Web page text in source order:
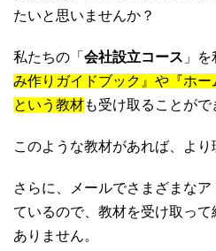
たいと思いませんか？
私たちの「 会社設立コース 」を
み作りガイドブック』や『ホー
という教材も受け取ることがで
このような教材があれば、より
さらに、メールでさまざまな
ているので、教材を受け取っ
ありません。